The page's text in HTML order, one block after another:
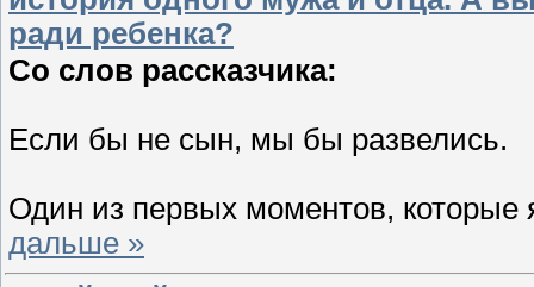
ради ребенка?
Со слов рассказчика:
Если бы не сын, мы бы развелись.
Один из первых моментов,
дальше »